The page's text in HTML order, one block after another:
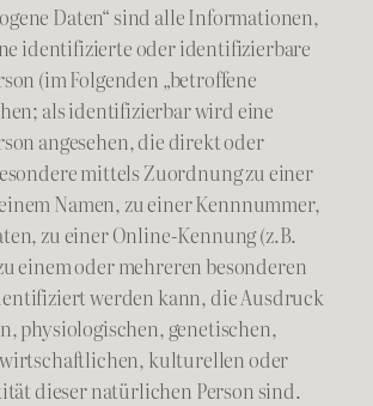
Daten“ sind alle Informationen,
identifizierte oder identifizierbare
(im Folgenden „betroffene
als identifizierbar wird eine
angesehen, die direkt oder
mittels Zuordnung zu einer
Namen, zu einer Kennnummer,
zu einer Online-Kennung (z.B.
einem oder mehreren besonderen
werden kann, die Ausdruck
physiologischen, genetischen,
kulturellen oder
dieser natürlichen Person sind.